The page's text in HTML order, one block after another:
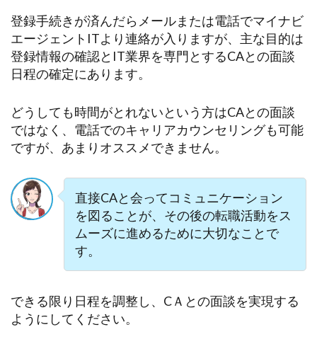
登録手続きが済んだらメールまたは電話でマイナビ
エージェントITより連絡が入りますが、主な目的は
登録情報の確認とIT業界を専門とするCAとの面談
日程の確定にあります。
どうしても時間がとれないという方はCAとの面談
ではなく、電話でのキャリアカウンセリングも可能
ですが、あまりオススメできません。
直接CAと会ってコミュニケーション
を図ることが、その後の転職活動をス
ムーズに進めるために大切なことで
す。
できる限り日程を調整し、CＡとの面談を実現する
ようにしてください。